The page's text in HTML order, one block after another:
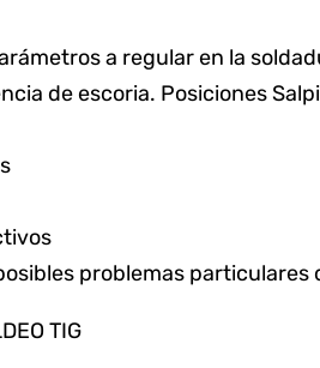
a regular en la
de escoria. Posiciones
problemas particulares
TIG